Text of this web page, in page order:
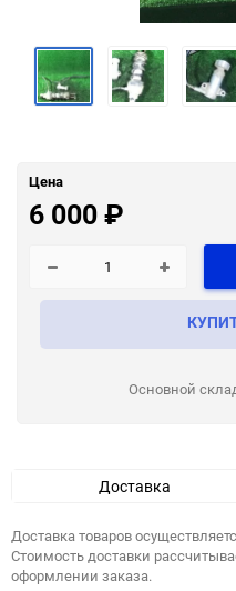
Цена
6 000₽
Основной
Доставка
Доставка товаров
Стоимость доставки
оформлении заказа.